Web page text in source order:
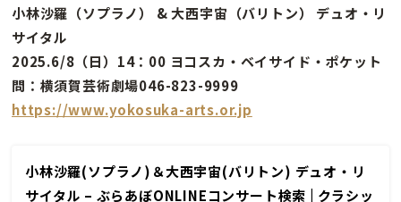
小林沙羅（ソプラノ） & 大西宇宙（バリトン） デュオ・リ
サイタル
2025.6/8（日）14：00 ヨコスカ・ベイサイド・ポケット
問：横須賀芸術劇場046-823-9999
https://www.yokosuka-arts.or.jp
小林沙羅(ソプラノ)＆大西宇宙(バリトン) デュオ・リ
サイタル – ぶらあぼONLINEコンサート検索 | クラシッ